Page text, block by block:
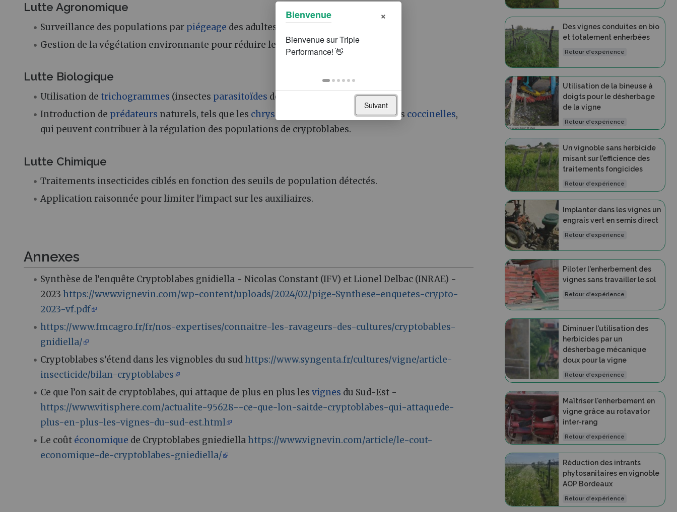
Lutte Agronomique
Surveillance des populations par piégeage des adultes (pièges à phéromones).
Gestion de la végétation environnante pour réduire les habitats favorables.
Lutte Biologique
Utilisation de trichogrammes (insectes parasitoïdes des œufs).
Introduction de prédateurs naturels, tels que les chrysopes (Chrysoperla spp.) ou les coccinelles,
qui peuvent contribuer à la régulation des populations de cryptoblabes.
Lutte Chimique
Traitements insecticides ciblés en fonction des seuils de population détectés.
Application raisonnée pour limiter l'impact sur les auxiliaires.
Annexes
Synthèse de l’enquête Cryptoblabes gnidiella - Nicolas Constant (IFV) et Lionel Delbac (INRAE) -
2023https://www.vignevin.com/wp-content/uploads/2024/02/pige-Synthese-enquetes-crypto-
2023-vf.pdf
https://www.fmcagro.fr/fr/nos-expertises/connaitre-les-ravageurs-des-cultures/cryptobables-
gnidiella/
Cryptoblabes s’étend dans les vignobles du sudhttps://www.syngenta.fr/cultures/vigne/article-
insecticide/bilan-cryptoblabes
Ce que l’on sait de cryptoblabes, qui attaque de plus en plus lesvignes du Sud-Est -
https://www.vitisphere.com/actualite-95628--ce-que-lon-saitde-cryptoblabes-qui-attaquede-
plus-en-plus-les-vignes-du-sud-est.html
Le coût économique de Cryptoblabes gniediellahttps://www.vignevin.com/article/le-cout-
economique-de-cryptoblabes-gniediella/
Des vignes conduites en bio
et totalement enherbées
Retour d'expérience
Utilisation de la bineuse à
doigts pour le désherbage
de la vigne
Retour d'expérience
Un vignoble sans herbicide
misant sur l’efficience des
traitements fongicides
Retour d'expérience
Implanter dans les vignes un
engrais vert en semis direct
Retour d'expérience
Piloter l'enherbement des
vignes sans travailler le sol
Retour d'expérience
Diminuer l'utilisation des
herbicides par un
désherbage mécanique
doux pour la vigne
Retour d'expérience
Maîtriser l'enherbement en
vigne grâce au rotavator
inter-rang
Retour d'expérience
Réduction des intrants
phytosanitaires en vignoble
AOP Bordeaux
Retour d'expérience
Bienvenue ×
Suivant